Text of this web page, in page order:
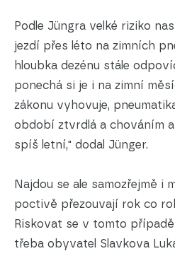
Podle Jüngra velké riziko
jezdí přes léto na zimních
hloubka dezénu stále
ponechá si je i na zimní
zákonu vyhovuje,
období ztvrdlá a chováním
spíš letní," dodal Jünger.
Najdou se ale samozřejmě i
poctivě přezouvají rok co
Riskovat se v tomto
třeba obyvatel Slavkova